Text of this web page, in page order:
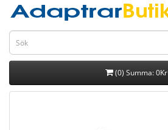
(0) Summa: 0Kr